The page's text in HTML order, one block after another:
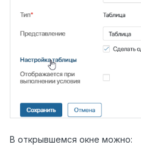
В открывшемся окне можно: